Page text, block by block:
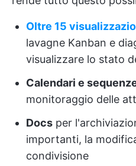
Oltre 15
lavagne Kanban e
visualizzare lo stato
Calendari e
monitoraggio delle
Docs per
importanti, la
condivisione